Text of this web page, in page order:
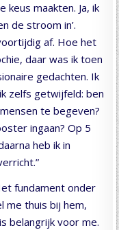
maakten. Ja, ik
de stroom in’.
af. Hoe het
daar was ik toen
gedachten. Ik
zelfs getwijfeld: ben
te begeven?
ingaan? Op 5
heb ik in
fundament onder
me thuis bij hem,
belangrijk voor me.